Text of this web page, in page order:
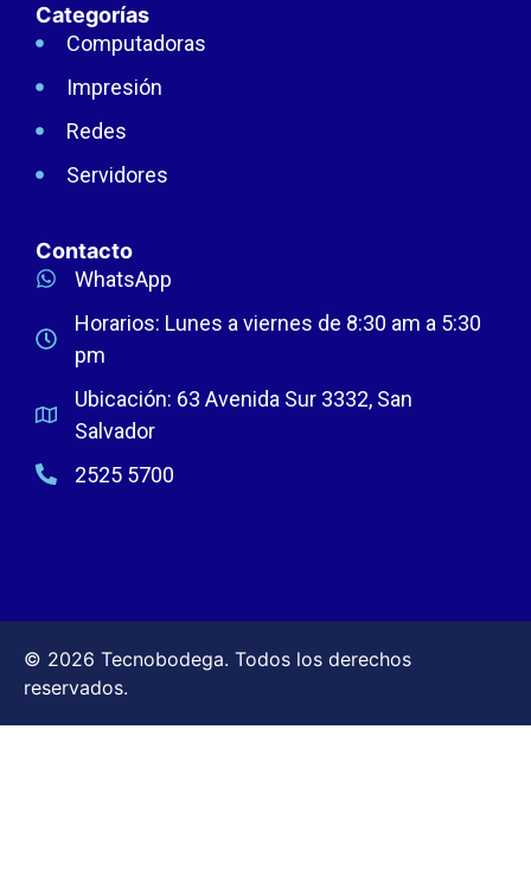
Categorías
Computadoras
Impresión
Redes
Servidores
Contacto
WhatsApp
Horarios: Lunes a viernes de 8:30 am a 5:30
pm
Ubicación: 63 Avenida Sur 3332, San
Salvador
2525 5700
© 2026 Tecnobodega. Todos los derechos
reservados.